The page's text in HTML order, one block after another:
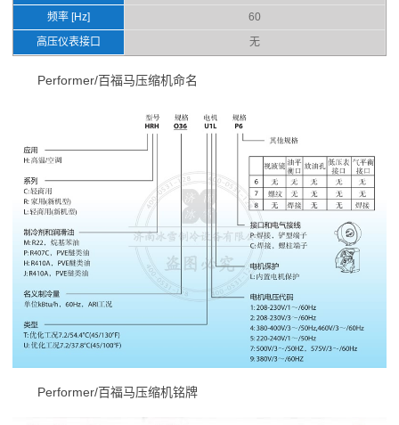
频率 [Hz]
60
高压仪表接口
无
Performer/百福马压缩机命名
Performer/百福马压缩机铭牌